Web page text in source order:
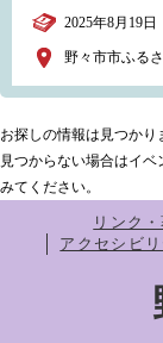
2025年8月19日
野々市市ふる
お探しの情報は見つかり
見つからない場合はイ
みてください。
リンク
アクセシビリ